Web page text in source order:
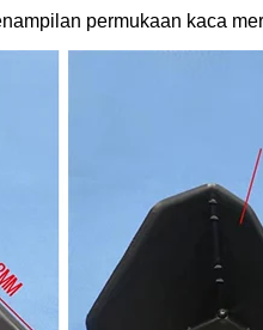
permukaan kaca